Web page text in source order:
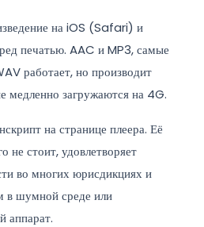
на iOS (Safari) и
печатью. AAC и MP3, самые
работает, но производит
медленно загружаются на 4G.
на странице плеера. Её
не стоит, удовлетворяет
во многих юрисдикциях и
в шумной среде или
аппарат.